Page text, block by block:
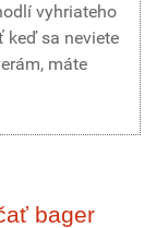
vyhriateho
keď sa neviete
máte
bager